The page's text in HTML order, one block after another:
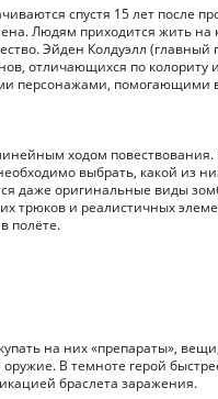
спустя 15 лет после
Людям приходится жить
Эйден Колдуэлл
отличающихся по
персонажами,
ходом
выбрать, какой из
даже оригинальные виды
трюков и реалистичных
полёте.
на них «препараты»,
В темноте герой
браслета заражения.